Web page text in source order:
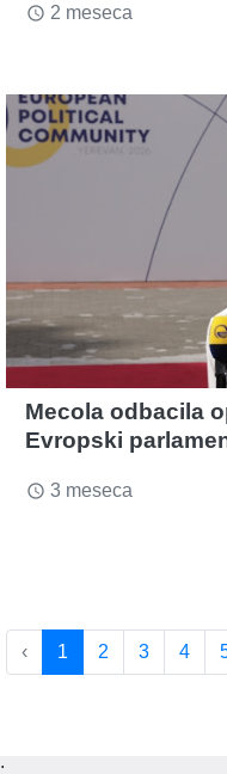
access_time 2 meseca
Mecola odbacila
Evropski
access_time 3 meseca
‹ 1 2 3 4
;